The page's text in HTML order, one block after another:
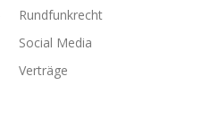
Rundfunkrecht
Social Media
Verträge